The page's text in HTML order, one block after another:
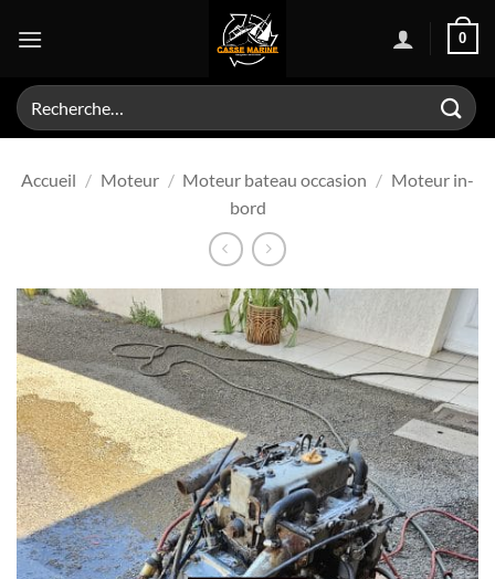
0
Recherche
pour :
Accueil / Moteur / Moteur bateau occasion / Moteur in-
bord